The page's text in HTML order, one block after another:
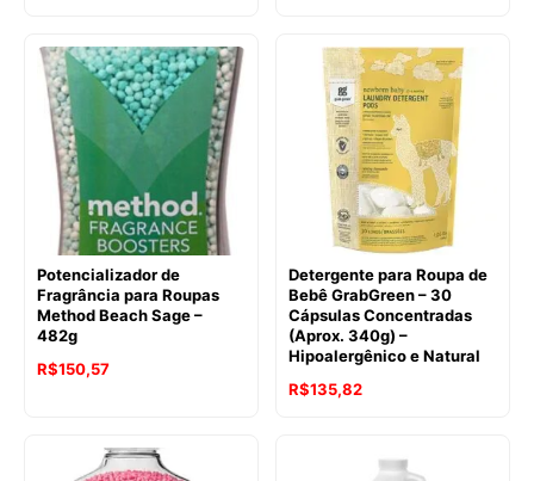
original
era:
R$222,92.
atual
é:
R$152,09.
R$191,21.
é:
R$172,10.
Potencializador de
Fragrância para Roupas
Method Beach Sage –
482g
O
R$150,57O
é:
Detergente para Roupa de
Bebê GrabGreen – 30
Cápsulas Concentradas
(Aprox. 340g) –
Hipoalergênico e Natural
O
R$135,82O